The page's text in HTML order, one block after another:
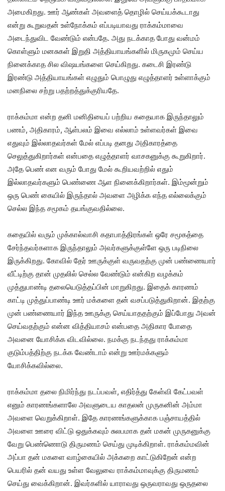
அமைகிறது. ஊர் ஆண்கள் அவளைத் தொழில் செய்யக்கூடாது
என்று கூறுவதன் உள்நோக்கம் எப்படியாவது ராக்கம்மாவை
அடைந்துவிட வேண்டும் என்பதே. அது நடக்காத போது வன்மம்
கொள்ளும் மனசுகள் இறுதி அத்தியாயங்களில் மிருகமும் செய்ய
நினைக்காத சில விஷயங்களை செய்கிறது. கடைசி இரண்டு
இரண்டு அத்தியாயங்கள் எழுதும் பொழுது எழுத்தாளர் உள்ளாக்கும்
மனநிலை சற்று பதற்றத்துக்குரியதே.
ராக்கம்மா என்ற தனி மனிதியைப் பற்றிய கதையாக இருந்தாலும்
பணம், அதிகாரம், ஆள்பலம் இவை எல்லாம் உள்ளவர்கள் இவை
எதுவும் இல்லாதவர்கள் மேல் எப்படி தனது அதிகாரத்தை
செலுத்துகிறார்கள் என்பதை எழுத்தாளர் வாசகனுக்கு கூறுகிறார்.
அதே பெண் என வரும் போது மேல் கூறியவற்றில் எதும்
இல்லாதவர்களும் பெண்ணை ஆள நினைக்கிறார்கள். இம்மூன்றும்
ஒரு பெண் கையில் இருந்தால் அவளை அழிக்க எந்த எல்லைக்கும்
செல்ல இந்த சமூகம் தயங்குவதில்லை.
கதையில் வரும் முக்கால்வாசி கதாபாத்திரங்கள் ஒரே சமூகத்தை
சேர்ந்தவர்களாக இருந்தாலும் அவர்களுக்குள்ளே ஒரு படிநிலை
இருக்கிறது. கோவில் தேர் ஊருக்குள் வருவதற்கு முன் பண்ணையார்
வீட்டிற்கு தான் முதலில் செல்ல வேண்டும் என்கிற வழக்கம்
முத்துபாண்டி தலையெடுத்தப்பின் மாறுகிறது. இதைக் காரணம்
காட்டி முத்துப்பாண்டி ஊர் மக்களை தன் வசப்படுத்துகிறான். இதற்கு
முன் பண்ணையார் இந்த ஊருக்கு செய்யாததற்கும் இப்போது அவன்
செய்வதற்கும் என்ன வித்தியாசம் என்பதை அதிகார போதை
அவனை யோசிக்க விடவில்லை. நமக்கு நடந்தது ராக்கம்மா
குடும்பத்திற்கு நடக்க வேண்டாம் என்று ஊர்மக்களும்
யோசிக்கவில்லை.
ராக்கம்மா தலை நிமிர்ந்து நடப்பவள், எதிர்த்து கேள்வி கேட்பவள்
எனும் காரணங்களாலே அவளுடைய காதலன் முருகனின் அம்மா
அவளை வெறுக்கிறாள். இதே காரணங்களுக்காக பஞ்சாயத்தில்
அவளை ஊரை விட்டு ஒதுக்கவும் சுலபமாக தன் மகன் முருகனுக்கு
வேறு பெண்ணொடு திருமணம் செய்து முடிக்கிறாள். ராக்கம்மவின்
அப்பா தன் மகளை வாழ்கையில் அக்கறை காட்டுகிறேன் என்ற
பெயரில் தன் வயது உள்ள வேலுவை ராக்கம்மாவுக்கு திருமணம்
செய்து வைக்கிறான். இவர்களில் யாராவது ஒருவராவது ஒருதலை